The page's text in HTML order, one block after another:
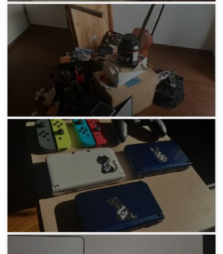
みろりHP
ビビっときたモノシリーズ チタンマグ
6年前
みろりHP
緑流おかたづけ術
6年前